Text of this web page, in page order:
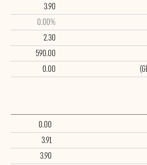
3.90
0.00%
2.30
590.00
0.00
0.00
3.91
3.90